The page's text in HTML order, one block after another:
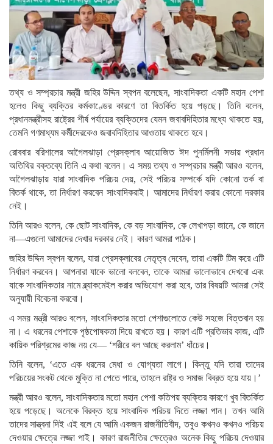
তথ্য ও সম্প্রচার মন্ত্রী জহির উদ্দিন স্বপন বলেছেন, সাংবাদিকতা একটি মহান পেশা
হলেও কিছু ব্যক্তির কর্মকাণ্ডের কারণে তা বিতর্কিত হয়ে পড়ছে। তিনি বলেন,
প্রধানমন্ত্রীসহ রাষ্ট্রের শীর্ষ পর্যায়ের ব্যক্তিদের যেমন জবাবদিহিতার মধ্যে থাকতে হয়,
তেমনি গণমাধ্যম কর্মীদেরকেও জবাবদিহিতার আওতায় থাকতে হবে।
রোববার বরিশালের আগৈলঝাড়া প্রেসক্লাব আয়োজিত ঈদ পুনর্মিলনী সভায় প্রধান
অতিথির বক্তব্যে তিনি এ কথা বলেন। এ সময় তথ্য ও সম্প্রচার মন্ত্রী আরও বলেন,
আগৈলঝাড়ায় যারা সাংবাদিক পরিচয় দেয়, সেই পরিচয় সম্পর্কে যদি কোনো তর্ক বা
বিতর্ক থাকে, তা নির্ধারণ করবেন সাংবাদিকরাই। আমাদের নির্ধারণ করার কোনো দরকার
নেই।
তিনি আরও বলেন, কে ছোট সাংবাদিক, কে বড় সাংবাদিক, কে লেখাপড়া জানে, কে জানে
না—এগুলো আমাদের দেখার দরকার নেই। কারণ আমরা পাঠক।
জহির উদ্দিন স্বপন বলেন, যারা প্রেসক্লাবের নেতৃত্ব দেবেন, তারা একটি টিম করে এটি
নির্ধারণ করবেন। আপনারা যাকে ভালো বলবেন, তাকে আমরা ভালোভাবে দেখবো এবং
যাকে সাংবাদিকতার নামে ব্ল্যাকমেইল করার অভিযোগ করা হবে, তার বিষয়টি আমরা সেই
অনুযায়ী বিবেচনা করবো।
এ সময় মন্ত্রী আরও বলেন, সাংবাদিকতার মতো পেশাগুলোতে কেউ সহজে বিত্তবান হয়
না। এ ধরনের পেশাকে পৃষ্ঠপোষকতা দিয়ে রাখতে হয়। কারণ এটি প্রতিভার কাজ, এটি
কায়িক পরিশ্রমের কাজ নয় যে— ‘শরীরে বল আছে করলাম’ ধাঁচের।
তিনি বলেন, ‘এতে এক ধরনের মেধা ও যোগ্যতা লাগে। কিন্তু যদি তারা তাদের
পরিচয়ের সংকট থেকে মুক্তি না পেতে পারে, তাহলে রাষ্ট্র ও সমাজ বিব্রত হয়ে যায়।’
মন্ত্রী আরও বলেন, সাংবাদিকতার মতো মহান পেশা কতিপয় ব্যক্তির কারণে খুব বিতর্কিত
হয়ে পড়েছে। অনেকে বিরক্ত হয়ে সাংবাদিক পরিচয় দিতে লজ্জা পান। তখন আমি
তাদের সান্ত্বনা দিই এই বলে যে আমি একজন রাজনীতিবীদ, তবুও কখনও কখনও পরিচয়
দেওয়ার ক্ষেত্রে লজ্জা পাই। কারণ রাজনীতির ক্ষেত্রেও অনেক কিছু পরিচয় দেওয়ার